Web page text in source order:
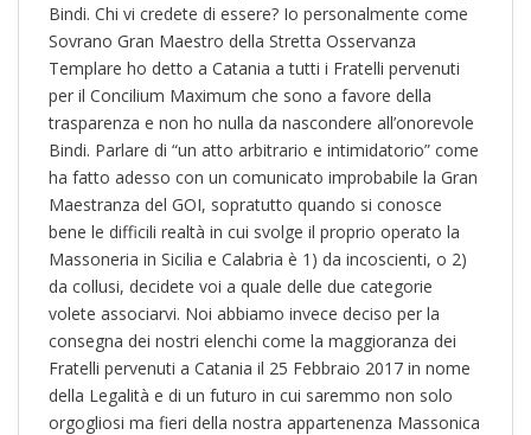
Bindi. Chi vi credete di essere? Io personalmente come
Sovrano Gran Maestro della Stretta Osservanza
Templare ho detto a Catania a tutti i Fratelli pervenuti
per il Concilium Maximum che sono a favore della
trasparenza e non ho nulla da nascondere all’onorevole
Bindi. Parlare di “un atto arbitrario e intimidatorio” come
ha fatto adesso con un comunicato improbabile la Gran
Maestranza del GOI, sopratutto quando si conosce
bene le difficili realtà in cui svolge il proprio operato la
Massoneria in Sicilia e Calabria è 1) da incoscienti, o 2)
da collusi, decidete voi a quale delle due categorie
volete associarvi. Noi abbiamo invece deciso per la
consegna dei nostri elenchi come la maggioranza dei
Fratelli pervenuti a Catania il 25 Febbraio 2017 in nome
della Legalità e di un futuro in cui saremmo non solo
orgogliosi ma fieri della nostra appartenenza Massonica